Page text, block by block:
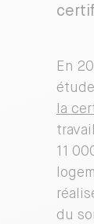
En
la
11
du